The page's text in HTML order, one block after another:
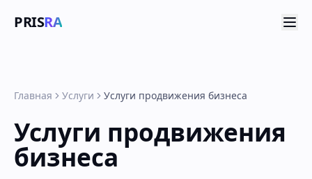
PRISRA
Главная Услуги Услуги продвижения бизнеса
Услуги продвижения
бизнеса